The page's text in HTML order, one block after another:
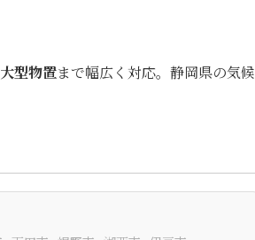
型物置まで幅広く対応。静岡県の気候